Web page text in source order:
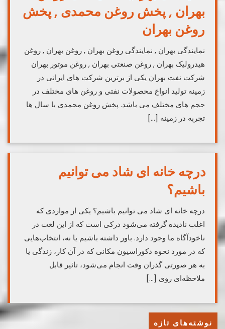
بهران , پخش روغن محمدی , پخش
روغن بهران
نمایندگی بهران , نمایندگی روغن بهران , روغن بهران , روغن
هیدرولیک بهران , روغن صنعتی بهران , روغن موتور بهران
شرکت نفت بهران یکی از برترین شرکت های ایرانی در
زمینه تولید انواع محصولات نفتی و روغن های مختلف در
حجم های مختلف می باشد. پخش روغن محمدی با سال ها
تجربه در زمینه […]
درچه خانه ای شاد می توانیم
باشیم؟
درچه خانه ای شاد می توانیم باشیم؟ یکی از مواردی که
اغلب نادیده گرفته می‌شود درکی است که از این لغت در
ناخودآگاه ما وجود دارد. باور داشته باشیم یا نه، انتخاب‌هایی
که در مورد نحوه دکوراسیون مکانی که در آن کار، زندگی یا
به هر صورتی گذران وقت انجام می‌شود، تاثیر قابل
ملاحظه‌ای روی […]
نوشته‌های تازه